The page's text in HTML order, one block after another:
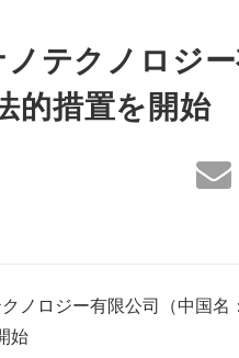
テクノロジ
的措置を開始
ノロジー有限公司（中国名
始